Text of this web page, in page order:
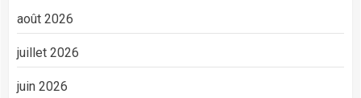
août 2026
juillet 2026
juin 2026